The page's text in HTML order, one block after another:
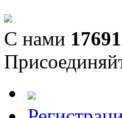
С нами 17691